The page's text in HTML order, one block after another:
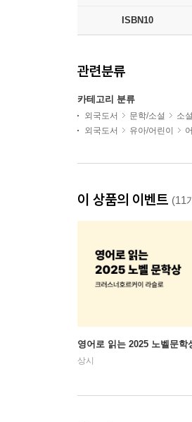
ISBN10
관련분류
카테고리 분류
외국도서 문학/소설 소설
외국도서
유아/어린이
이 상품의 이벤트 (11
영어로 읽는 2025 노벨문학
상시